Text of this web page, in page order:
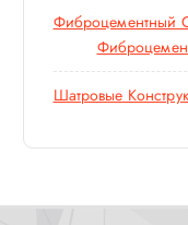
Фиброцементный
Шатровые